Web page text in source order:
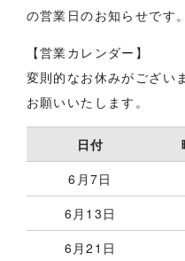
の営業日のお知らせです。
【営業カレンダー】
変則的なお休みがござい
お願いいたします。
日付
6月7日
6月13日
6月21日